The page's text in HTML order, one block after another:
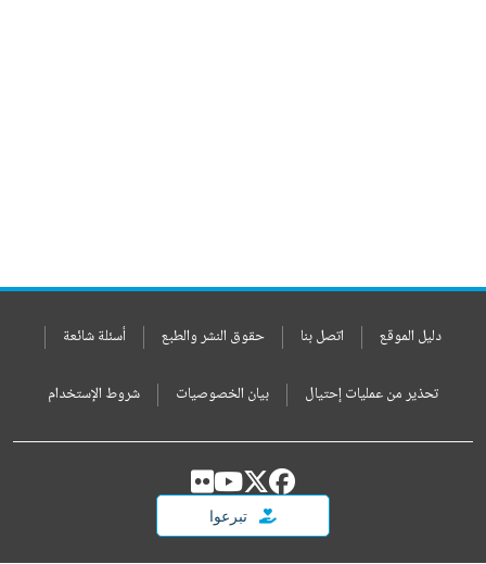
دليل الموقع اتصل بنا حقوق النشر والطبع أسئلة شائعة
تحذير من عمليات إحتيال بيان الخصوصيات شروط الإستخدام
تبرعوا